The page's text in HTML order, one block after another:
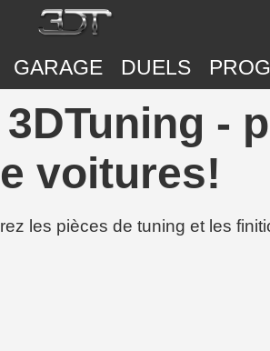
GARAGE DUELS
-
voitures!
les pièces de tuning et les